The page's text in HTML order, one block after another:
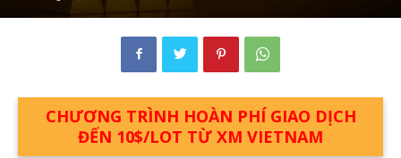
CHƯƠNG TRÌNH HOÀN PHÍ GIAO DỊCH
ĐẾN 10$/LOT TỪ XM VIETNAM